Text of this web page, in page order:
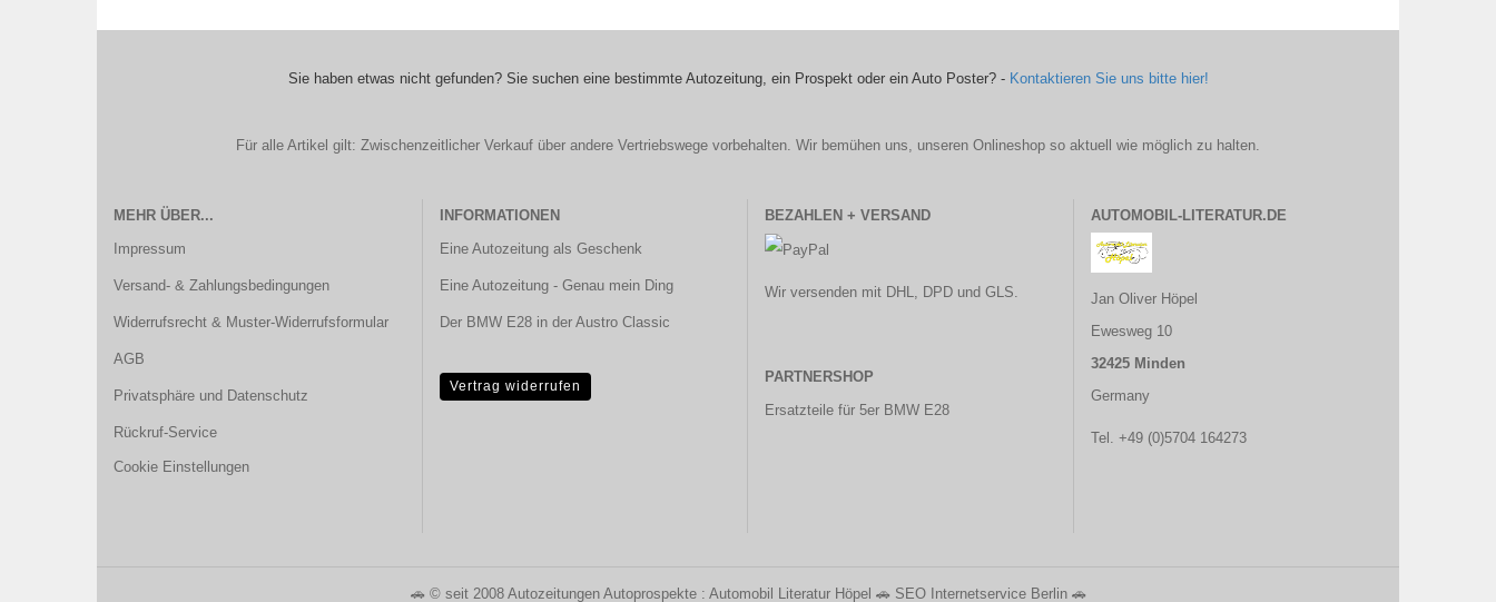
Sie haben etwas nicht gefunden? Sie suchen eine bestimmte Autozeitung, ein Prospekt oder ein Auto Poster? - Kontaktieren Sie uns bitte hier!
Für alle Artikel gilt: Zwischenzeitlicher Verkauf über andere Vertriebswege vorbehalten. Wir bemühen uns, unseren Onlineshop so aktuell wie möglich zu halten.
MEHR ÜBER...
Impressum
Versand- & Zahlungsbedingungen
Widerrufsrecht & Muster-Widerrufsformular
AGB
Privatsphäre und Datenschutz
Rückruf-Service
Cookie Einstellungen
INFORMATIONEN
Eine Autozeitung als Geschenk
Eine Autozeitung - Genau mein Ding
Der BMW E28 in der Austro Classic
Vertrag widerrufen
BEZAHLEN + VERSAND
Wir versenden mit DHL, DPD und GLS.
PARTNERSHOP
Ersatzteile für 5er BMW E28
AUTOMOBIL-LITERATUR.DE
Jan Oliver Höpel
Ewesweg 10
32425 Minden
Germany
Tel. +49 (0)5704 164273
🚗 © seit 2008 Autozeitungen Autoprospekte : Automobil Literatur Höpel 🚗 SEO Internetservice Berlin🚗